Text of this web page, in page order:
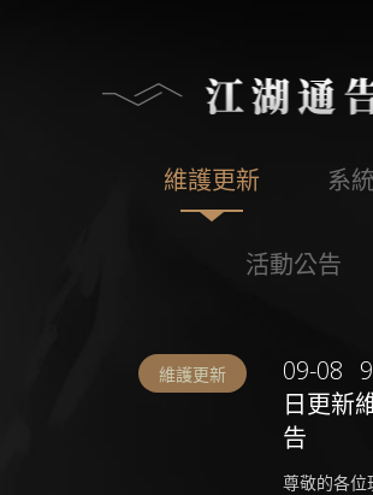
維護更新 系
活動公告
維護更新 09-08
日更新
告
尊敬的各位